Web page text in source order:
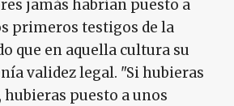
jamás habrían puesto a
primeros testigos de la
que en aquella cultura su
validez legal. "Si hubieras
puesto a unos